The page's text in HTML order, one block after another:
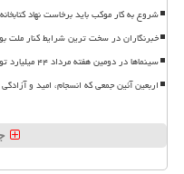
شروع به کار موکب باید برخاست نهاد
خبرنگاران در سخت ترین شرایط کنار ملت
سینماها در دومین هفته مرداد ۴۴ میلیارد تومان فروختند
اربعین آئین جمعی که انسجام، امید و